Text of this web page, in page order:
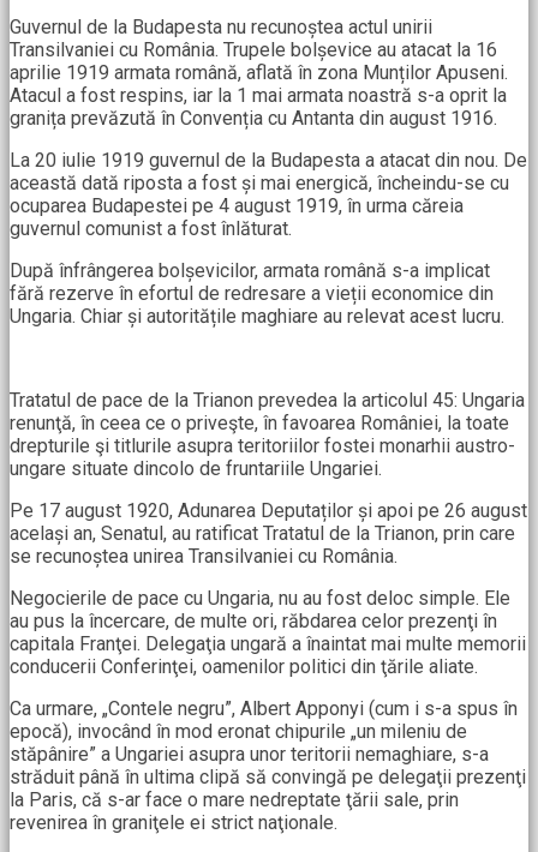
Guvernul de la Budapesta nu recunoștea actul unirii
Transilvaniei cu România. Trupele bolșevice au atacat la 16
aprilie 1919 armata română, aflată în zona Munților Apuseni.
Atacul a fost respins, iar la 1 mai armata noastră s-a oprit la
granița prevăzută în Convenția cu Antanta din august 1916.
La 20 iulie 1919 guvernul de la Budapesta a atacat din nou. De
această dată riposta a fost și mai energică, încheindu-se cu
ocuparea Budapestei pe 4 august 1919, în urma căreia
guvernul comunist a fost înlăturat.
După înfrângerea bolșevicilor, armata română s-a implicat
fără rezerve în efortul de redresare a vieții economice din
Ungaria. Chiar și autoritățile maghiare au relevat acest lucru.
Tratatul de pace de la Trianon prevedea la articolul 45: Ungaria
renunţă, în ceea ce o priveşte, în favoarea României, la toate
drepturile şi titlurile asupra teritoriilor fostei monarhii austro-
ungare situate dincolo de fruntariile Ungariei.
Pe 17 august 1920, Adunarea Deputaților și apoi pe 26 august
același an, Senatul, au ratificat Tratatul de la Trianon, prin care
se recunoștea unirea Transilvaniei cu România.
Negocierile de pace cu Ungaria, nu au fost deloc simple. Ele
au pus la încercare, de multe ori, răbdarea celor prezenţi în
capitala Franţei. Delegaţia ungară a înaintat mai multe memorii
conducerii Conferinţei, oamenilor politici din ţările aliate.
Ca urmare, „Contele negru”, Albert Apponyi (cum i s-a spus în
epocă), invocând în mod eronat chipurile „un mileniu de
stăpânire” a Ungariei asupra unor teritorii nemaghiare, s-a
străduit până în ultima clipă să convingă pe delegaţii prezenţi
la Paris, că s-ar face o mare nedreptate ţării sale, prin
revenirea în graniţele ei strict naţionale.